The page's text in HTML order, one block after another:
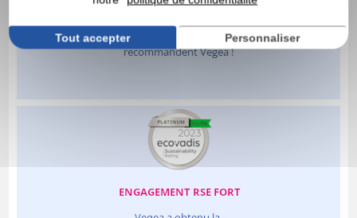
Tout accepter Personnaliser